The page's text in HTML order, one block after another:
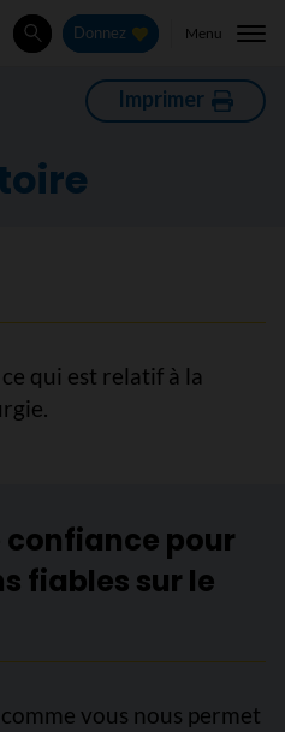
Rechercher
Donnez Menu
Imprimer
qui est relatif à la
confiance pour
fiables sur le
vous nous permet